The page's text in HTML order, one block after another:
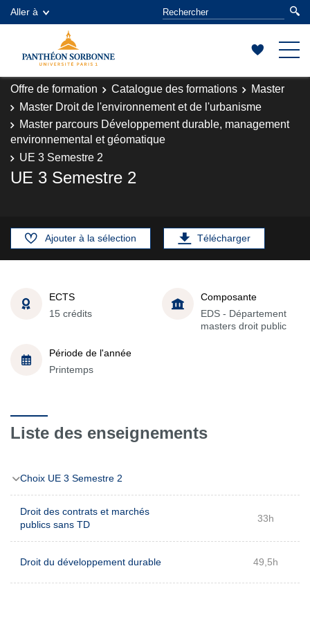
Aller à
Offre de formation Catalogue des formations
Master
Master Droit de l'environnement et de l'urbanisme
Master parcours Développement durable, management
environnemental et géomatique
UE 3 Semestre 2
UE 3 Semestre 2
Ajouter à la sélection Télécharger
ECTS
15 crédits
Composante
EDS - Département
masters droit public
Période de l'année
Printemps
Liste des enseignements
Choix UE 3 Semestre 2
Droit des contrats et marchés
publics sans TD
33h
Droit du développement durable 49,5h